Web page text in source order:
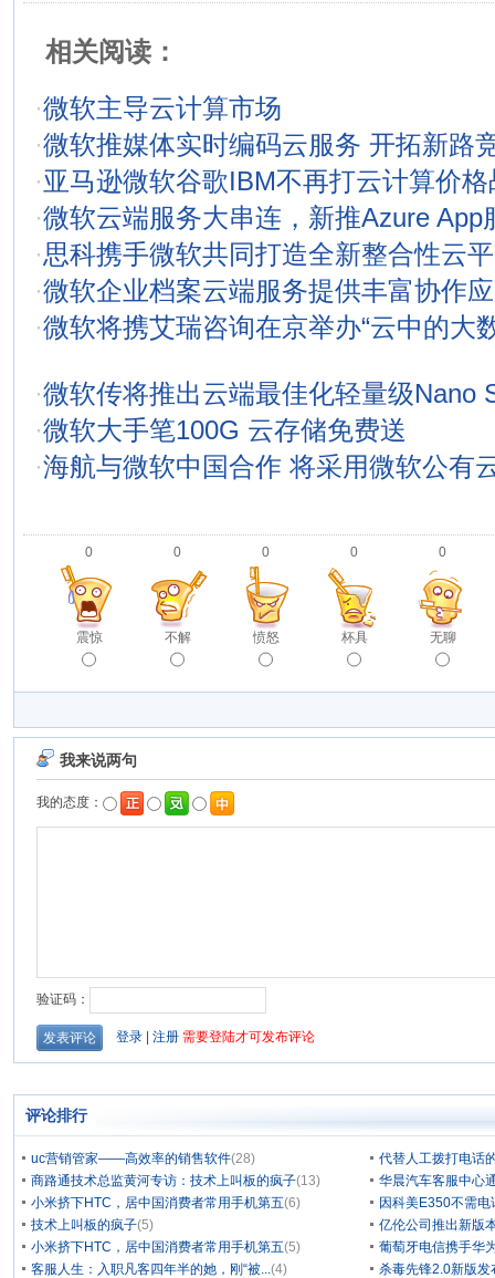
相关阅读：
·微软主导云计算市场
·微软推媒体实时编码云服务 开拓新路
·亚马逊微软谷歌IBM不再打云计算价
·微软云端服务大串连，新推Azure App
·思科携手微软共同打造全新整合性云
·微软企业档案云端服务提供丰富协作
·微软将携艾瑞咨询在京举办“云中的大
·微软传将推出云端最佳化轻量级Nano
·微软大手笔100G 云存储免费送
·海航与微软中国合作 将采用微软公有
0
震惊
0
不解
0
愤怒
0
杯具
0
无聊
评论排行
uc营销管家——高效率的销售软件(28)
代替人工拨打电话
商路通技术总监黄河专访：技术上叫板的疯子(13)
华晨汽车客服中心
小米挤下HTC，居中国消费者常用手机第五(6)
因科美E350不需
技术上叫板的疯子(5)
亿伦公司推出新版
小米挤下HTC，居中国消费者常用手机第五(5)
葡萄牙电信携手华
客服人生：入职凡客四年半的她，刚“被...(4)
杀毒先锋2.0新版发